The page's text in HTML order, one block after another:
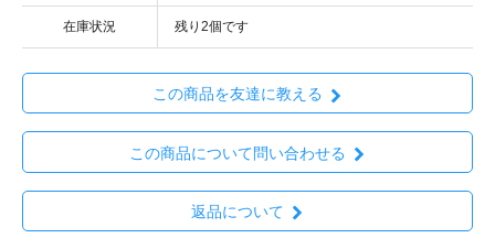
在庫状況 残り2個です
この商品を友達に教える
この商品について問い合わせる
返品について